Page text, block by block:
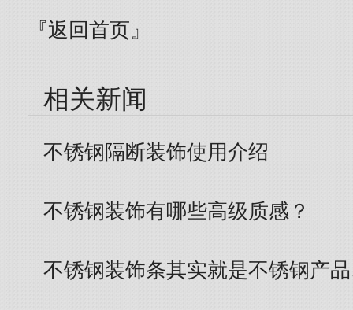
『返回首页』
相关新闻
不锈钢隔断装饰使用介绍
不锈钢装饰有哪些高级质感？
不锈钢装饰条其实就是不锈钢产